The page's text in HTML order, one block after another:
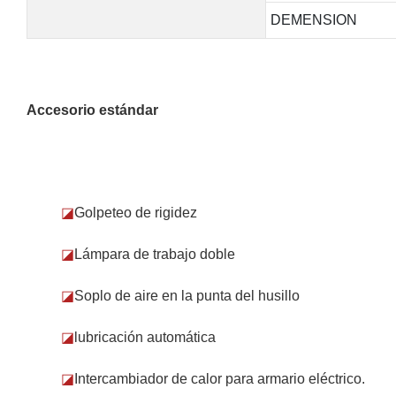
DEMENSION
Accesorio estándar
◪Golpeteo de rigidez
◪ Lámpara de trabajo doble
◪Soplo de aire en la punta del husillo
◪ lubricación automática
◪ Intercambiador de calor para armario eléctrico.